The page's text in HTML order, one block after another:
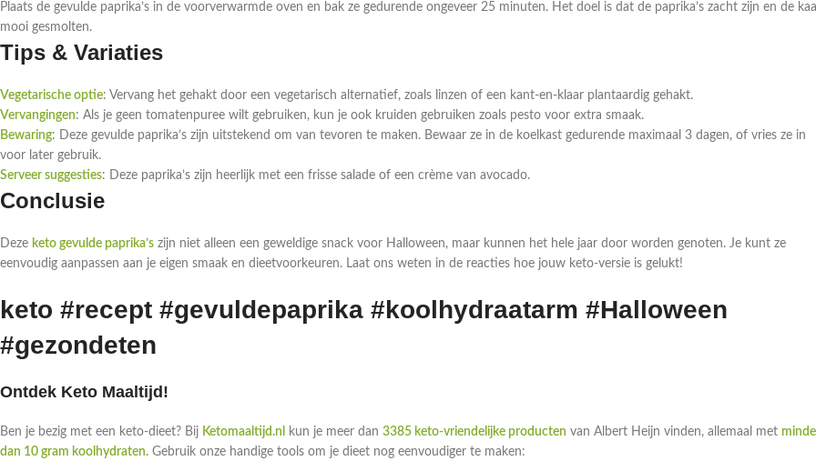
Plaats de gevulde paprika’s in de voorverwarmde oven en bak ze gedurende ongeveer 25 minuten. Het doel is dat de paprika’s zacht zijn en de
mooi gesmolten.
Tips & Variaties
Vegetarische optie: Vervang het gehakt door een vegetarisch alternatief, zoals linzen of een kant-en-klaar plantaardig gehakt.
Vervangingen: Als je geen tomatenpuree wilt gebruiken, kun je ook kruiden gebruiken zoals pesto voor extra smaak.
Bewaring: Deze gevulde paprika’s zijn uitstekend om van tevoren te maken. Bewaar ze in de koelkast gedurende maximaal 3 dagen, of vries ze in
voor later gebruik.
Serveer suggesties: Deze paprika’s zijn heerlijk met een frisse salade of een crème van avocado.
Conclusie
Deze keto gevulde paprika’s zijn niet alleen een geweldige snack voor Halloween, maar kunnen het hele jaar door worden genoten. Je kunt ze
eenvoudig aanpassen aan je eigen smaak en dieetvoorkeuren. Laat ons weten in de reacties hoe jouw keto-versie is gelukt!
keto #recept #gevuldepaprika #koolhydraatarm #Halloween
#gezondeten
Ontdek Keto Maaltijd!
Ben je bezig met een keto-dieet? Bij Ketomaaltijd.nl kun je meer dan 3385 keto-vriendelijke producten van Albert Heijn vinden, allemaal met
dan 10 gram koolhydraten. Gebruik onze handige tools om je dieet nog eenvoudiger te maken: